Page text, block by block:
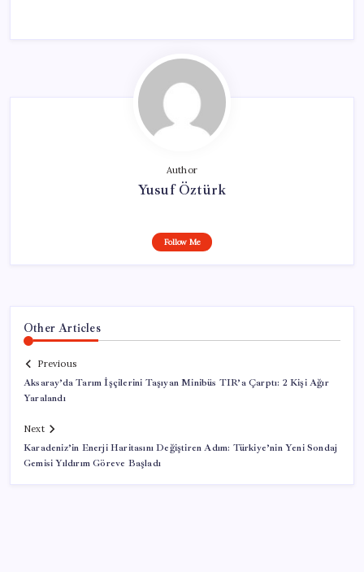
Author
Yusuf Öztürk
Follow Me
Other Articles
Previous
Aksaray’da Tarım İşçilerini Taşıyan Minibüs TIR’a Çarptı: 2 Kişi Ağır
Yaralandı
Next
Karadeniz’in Enerji Haritasını Değiştiren Adım: Türkiye’nin Yeni Sondaj
Gemisi Yıldırım Göreve Başladı